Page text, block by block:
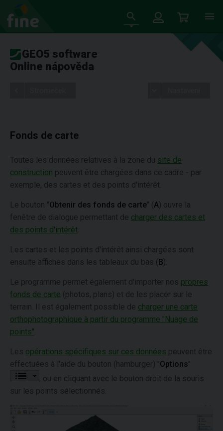
GEO5 software
Online nápověda
Fonds de carte
Toutes les données relatives à la zone du site de
construction peuvent être chargées dans ce cadre - par
exemple, des cartes et des points d'intérêt.
Le bouton "Obtenir des fonds de carte" (A) ouvre la
fenêtre de dialogue permettant de charger des cartes et
des points d'intérêt
Les cartes et les points d'intérêt ainsi chargées sont
ensuite affichés dans les tableaux du bas ( B).
Le programme permet également d'importer nos propres
fonds de carte (photos, plans) et de les placer sur le
terrain. Il est également possible de charger une carte
orthophotographique à partir du programme "Nuage de
points"
Les opérations spécifiques sur ces données peuvent être
effectuées à l'aide du bouton (hamburger) "Options"
, ou en cliquant avec le bouton droit de la souris
sur les points sélectionnés.